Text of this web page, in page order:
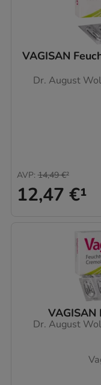
VAGISAN
Dr. August
12,47 €¹
AVP: 14,49 €²
VAGISAN
Dr. August